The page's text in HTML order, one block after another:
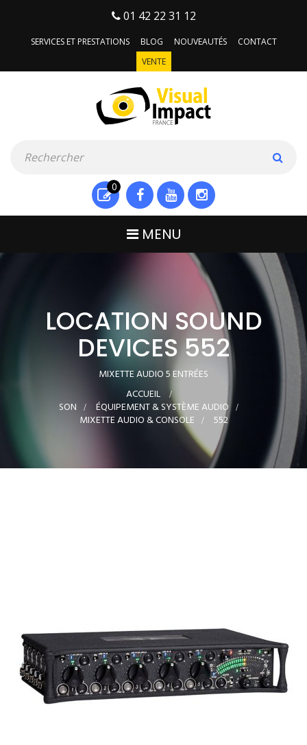
01 42 22 31 12
SERVICES ET PRESTATIONS BLOG NOUVEAUTÉS
CONTACT
VENTE
0
MENU
LOCATION SOUND
DEVICES 552
MIXETTE AUDIO 5 ENTRÉES
ACCUEIL >
SON > ÉQUIPEMENT & SYSTÈME AUDIO >
MIXETTE AUDIO & CONSOLE > 552